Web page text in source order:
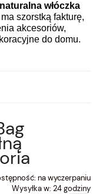
naturalna włóczka
szorstką fakturę,
akcesoriów,
do domu.
na wyczerpaniu
Wysyłka w: 24 godziny